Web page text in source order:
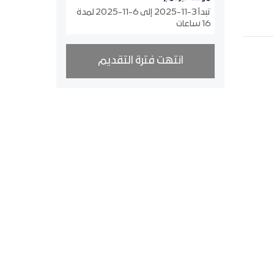
تبدأ 3-11-2025 إلى 6-11-2025 لمدة
16 ساعات
انتهت فترة التقديم